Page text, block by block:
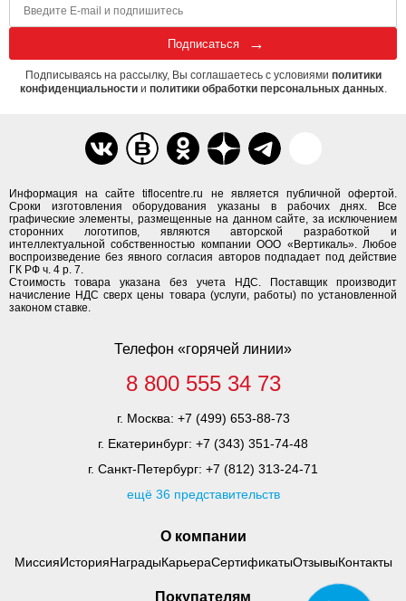
О компании
МиссияИсторияНаградыКарьераСертификатыОтзывыКонтакты
Информация на сайте tiflocentre.ru не является публичной офертой.
Сроки изготовления оборудования указаны в рабочих днях. Все
графические элементы, размещенные на данном сайте, за исключением
сторонних логотипов, являются авторской разработкой и
интеллектуальной собственностью компании ООО «Вертикаль». Любое
воспроизведение без явного согласия авторов подпадает под действие
ГК РФ ч. 4 р. 7.
Стоимость товара указана без учета НДС. Поставщик производит
начисление НДС сверх цены товара (услуги, работы) по установленной
законом ставке.
Покупателям
Телефон «горячей линии»
8 800 555 34 73
г. Москва: +7 (499) 653-88-73
г. Екатеринбург: +7 (343) 351-74-48
г. Санкт-Петербург: +7 (812) 313-24-71
ещё 36 представительств
Подписаться
Подписываясь на рассылку, Вы соглашаетесь с условиями политики
конфиденциальностии политики обработки персональных данных.